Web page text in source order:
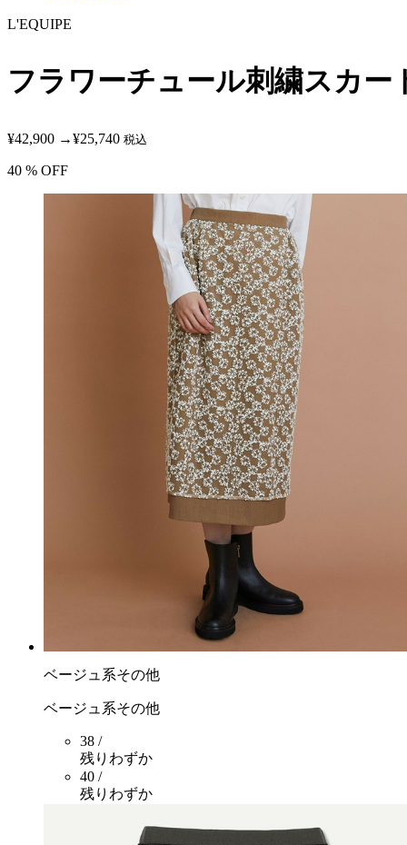
L'EQUIPE
フラワーチュール刺繍スカー
¥42,900 →¥25,740 税込
40 % OFF
ベージュ系その他
ベージュ系その他
38 /
残りわずか
40 /
残りわずか